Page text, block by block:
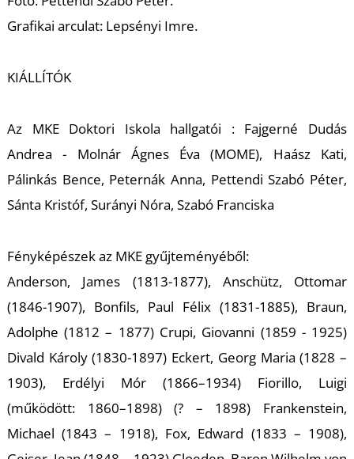
Grafikai arculat: Lepsényi Imre.
KIÁLLÍTÓK
Az MKE Doktori Iskola hallgatói : Fajgerné Dudás
Andrea - Molnár Ágnes Éva (MOME), Haász Kati,
Pálinkás Bence, Peternák Anna, Pettendi Szabó Péter,
Sánta Kristóf, Surányi Nóra, Szabó Franciska
Fényképészek az MKE gyűjteményéből:
Anderson, James (1813-1877), Anschütz, Ottomar
(1846-1907), Bonfils, Paul Félix (1831-1885), Braun,
Adolphe (1812 – 1877) Crupi, Giovanni (1859 - 1925)
Divald Károly (1830-1897) Eckert, Georg Maria (1828 –
1903), Erdélyi Mór (1866–1934) Fiorillo, Luigi
(működött: 1860–1898) (? – 1898) Frankenstein,
Michael (1843 – 1918), Fox, Edward (1833 – 1908),